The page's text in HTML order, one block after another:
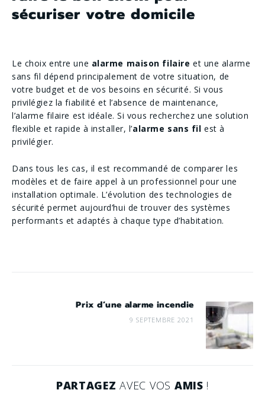
sécuriser votre domicile
Le choix entre une alarme maison filaire et une alarme
sans fil dépend principalement de votre situation, de
votre budget et de vos besoins en sécurité. Si vous
privilégiez la fiabilité et l’absence de maintenance,
l’alarme filaire est idéale. Si vous recherchez une solution
flexible et rapide à installer, l’alarme sans fil est à
privilégier.
Dans tous les cas, il est recommandé de comparer les
modèles et de faire appel à un professionnel pour une
installation optimale. L’évolution des technologies de
sécurité permet aujourd’hui de trouver des systèmes
performants et adaptés à chaque type d’habitation.
Prix d’une alarme incendie
9 SEPTEMBRE 2021
PARTAGEZ AVEC VOS AMIS !